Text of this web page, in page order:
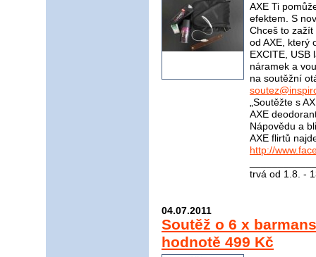
AXE Ti
efektem. S
Chceš to
od AXE, který
EXCITE, USB
náramek a
na soutěžní
„Soutěžte s
AXE
Nápovědu a
AXE flirtů
http://
trvá od 1.8. -
04.07.2011
Soutěž o 6 x
hodnotě 499 Kč